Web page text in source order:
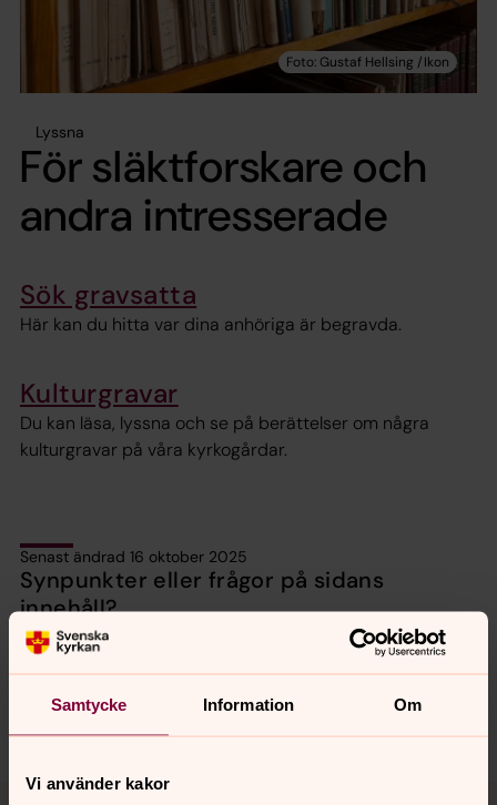
Samtycke Information Om
Vi använder kakor
Lyssna
För släktforskare och
andra intresserade
Sök gravsatta
Här kan du hitta var dina anhöriga är begravda.
Kulturgravar
Du kan läsa, lyssna och se på berättelser om några
kulturgravar på våra kyrkogårdar.
Senast ändrad 16 oktober 2025
Synpunkter eller frågor på sidans
innehåll?
byarums.pastorat@svenskakyrkan.se
Dela
Tillbaka till toppen
Tillbaka till innehållet